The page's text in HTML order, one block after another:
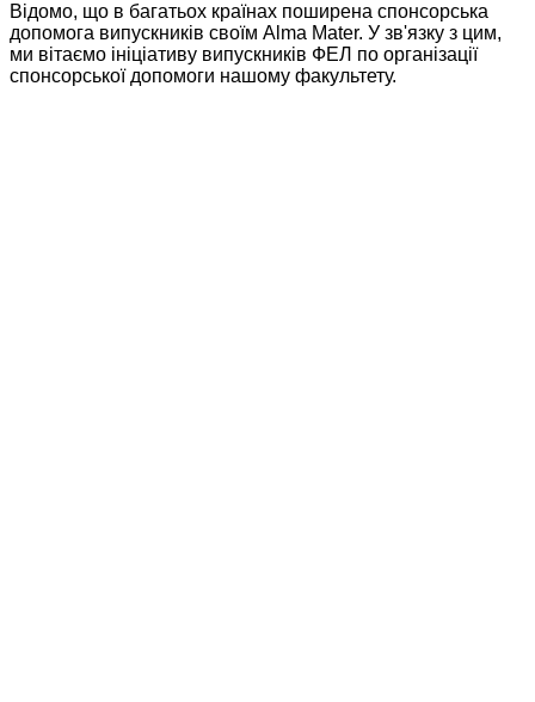
Відомо, що в багатьох країнах поширена спонсорська
допомога випускників своїм Alma Mater. У зв'язку з цим,
ми вітаємо ініціативу випускників ФЕЛ по організації
спонсорської допомоги нашому факультету.